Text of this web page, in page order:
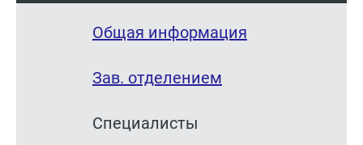
Общая информация
Зав. отделением
Специалисты